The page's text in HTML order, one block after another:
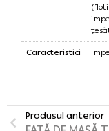
Caracteristici
Produsul anterior